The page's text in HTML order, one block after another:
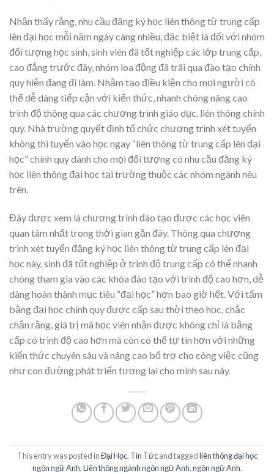
Nhận thấy rằng, nhu cầu đăng ký học liên thông từ trung cấp
lên đại học mỗi năm ngày càng nhiều, đặc biệt là đối với nhóm
đối tượng học sinh, sinh viên đã tốt nghiệp các lớp trung cấp,
cao đẳng trước đây, nhóm loa động đã trãi qua đào tạo chính
quy hiện đang đi làm. Nhằm tạo điều kiện cho mọi người có
thể dễ dàng tiếp cận với kiến thức, nhanh chóng nâng cao
trình độ thông qua các chương trình giáo dục, liên thông chính
quy. Nhà trường quyết định tổ chức chương trình xét tuyển
không thi tuyển vào học ngay “liên thông từ trung cấp lên đại
học” chính quy dành cho mọi đối tượng có nhu cầu đăng ký
học liên thông đại học tại trường thuộc các nhóm ngành nêu
trên.
Đây được xem là chương trình đào tạo được các học viên
quan tâm nhất trong thời gian gần đây. Thông qua chương
trình xét tuyển đăng ký học liên thông từ trung cấp lên đại
học này, sinh đã tốt nghiệp ở trình độ trung cấp có thể nhanh
chóng tham gia vào các khóa đào tạo với trình độ cao hơn, dễ
dàng hoàn thành mục tiêu “đại học” hơn bao giờ hết. Với tấm
bằng đại học chính quy được cấp sau thời theo học, chắc
chắn rằng, giá trị mà học viên nhận được không chỉ là bằng
cấp có trình độ cao hơn mà còn có thể tự tin hơn với những
kiến thức chuyên sâu và nâng cao bổ trợ cho công việc cũng
như con đường phát triển tương lai cho mình sau này.
This entry was posted inĐại Học, Tin Tứcand taggedliên thông đại học
ngôn ngữ Anh,Liên thông ngành ngôn ngữ Anh,ngôn ngữ Anh.